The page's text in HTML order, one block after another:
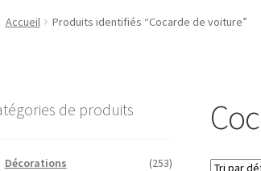
Accueil Produits identifiés “Cocarde de voiture”
de produits
Décorations
(253)